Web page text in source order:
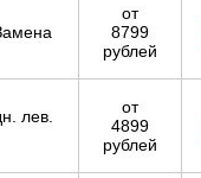
от
8799
рублей
лев.
от
4899
рублей